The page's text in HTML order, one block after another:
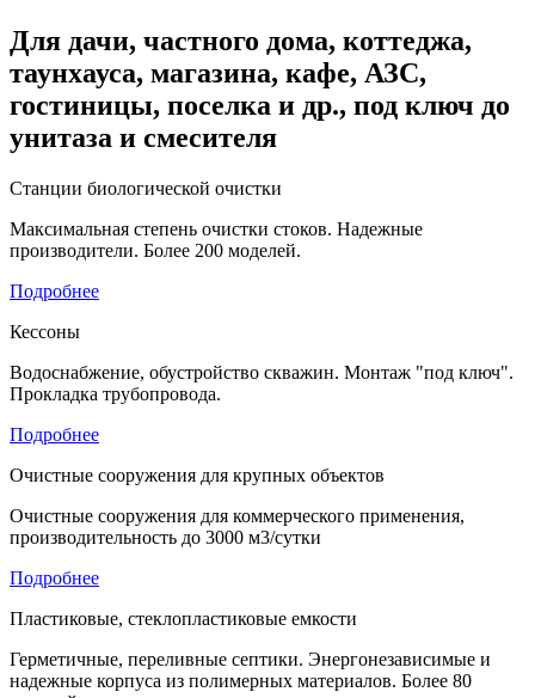
Для дачи, частного дома, коттеджа,
таунхауса, магазина, кафе, АЗС,
гостиницы, поселка и др., под ключ до
унитаза и смесителя
Станции биологической очистки
Максимальная степень очистки стоков. Надежные
производители. Более 200 моделей.
Подробнее
Кессоны
Водоснабжение, обустройство скважин. Монтаж "под ключ".
Прокладка трубопровода.
Подробнее
Очистные сооружения для крупных объектов
Очистные сооружения для коммерческого применения,
производительность до 3000 м3/сутки
Подробнее
Пластиковые, стеклопластиковые емкости
Герметичные, переливные септики. Энергонезависимые и
надежные корпуса из полимерных материалов. Более 80